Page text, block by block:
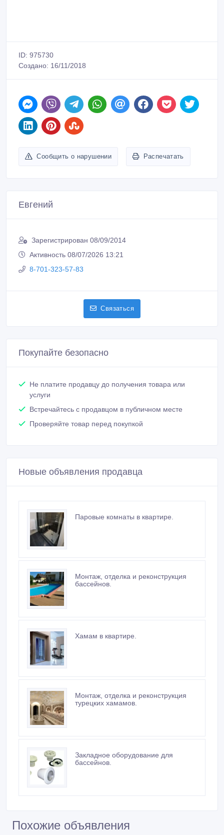
ID: 975730
Создано: 16/11/2018
Сообщить о нарушении Распечатать
Евгений
Зарегистрирован 08/09/2014
Активность 08/07/2026 13:21
8-701-323-57-83
Связаться
Покупайте безопасно
Не платите продавцу до получения товара или
услуги
Встречайтесь с продавцом в публичном месте
Проверяйте товар перед покупкой
Новые объявления продавца
Паровые комнаты в квартире.
Монтаж, отделка и реконструкция
бассейнов.
Хамам в квартире.
Монтаж, отделка и реконструкция
турецких хамамов.
Закладное оборудование для
бассейнов.
Похожие объявления